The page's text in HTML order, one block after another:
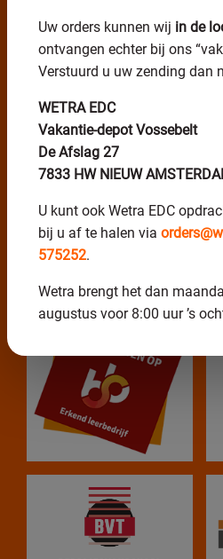
Uw orders kunnen wij in de
ontvangen echter bij ons
Verstuurd u uw zending dan
WETRA EDC
Vakantie-depot Vossebelt
De Afslag 27
7833 HW NIEUW
U kunt ook Wetra EDC
bij u af te halen via
575252.
Wetra brengt het dan
augustus voor 8:00 uur ’s
Naar contact